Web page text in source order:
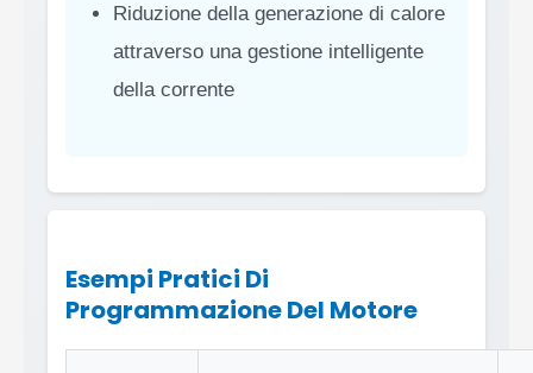
Riduzione della generazione di calore
attraverso una gestione intelligente
della corrente
Esempi Pratici Di
Programmazione Del Motore